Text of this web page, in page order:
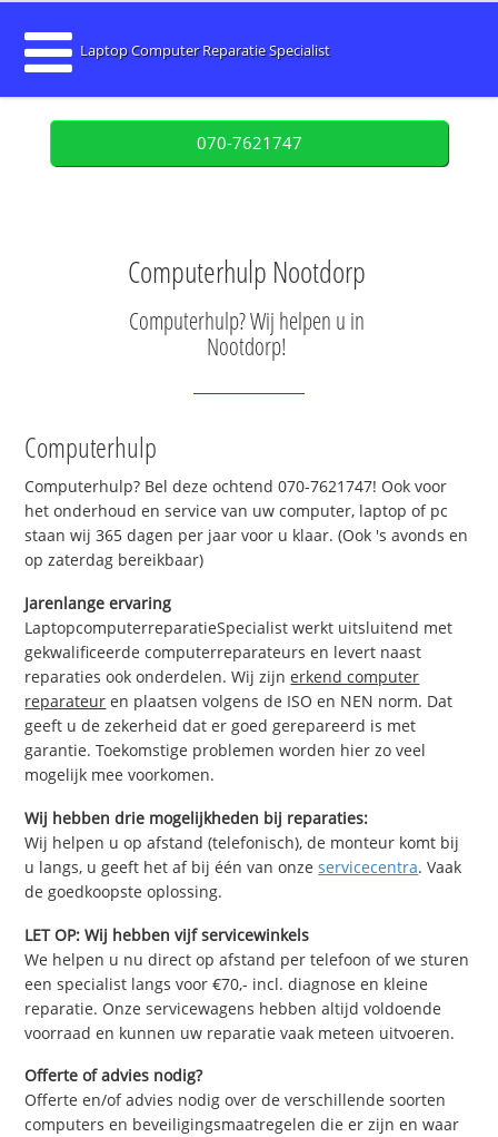
Laptop Computer Reparatie Specialist
070-7621747
Computerhulp Nootdorp
Computerhulp? Wij helpen u in
Nootdorp!
Computerhulp
Computerhulp? Bel deze ochtend 070-7621747! Ook voor
het onderhoud en service van uw computer, laptop of pc
staan wij 365 dagen per jaar voor u klaar. (Ook 's avonds en
op zaterdag bereikbaar)
Jarenlange ervaring
LaptopcomputerreparatieSpecialist werkt uitsluitend met
gekwalificeerde computerreparateurs en levert naast
reparaties ook onderdelen. Wij zijnerkend computer
reparateur en plaatsen volgens de ISO en NEN norm. Dat
geeft u de zekerheid dat er goed gerepareerd is met
garantie. Toekomstige problemen worden hier zo veel
mogelijk mee voorkomen.
Wij hebben drie mogelijkheden bij reparaties:
Wij helpen u op afstand (telefonisch), de monteur komt bij
u langs, u geeft het af bij één van onzeservicecentra. Vaak
de goedkoopste oplossing.
LET OP: Wij hebben vijf servicewinkels
We helpen u nu direct op afstand per telefoon of we sturen
een specialist langs voor €70,- incl. diagnose en kleine
reparatie. Onze servicewagens hebben altijd voldoende
voorraad en kunnen uw reparatie vaak meteen uitvoeren.
Offerte of advies nodig?
Offerte en/of advies nodig over de verschillende soorten
computers en beveiligingsmaatregelen die er zijn en waar